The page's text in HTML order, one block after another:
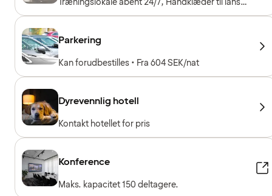
Træningsmaskiner, Konditionsmaskiner, Frie
Parkering
Kan forudbestilles • Fra 604 SEK/nat
Dyrevennlig hotell
Kontakt hotellet for pris
Konference
Maks. kapacitet 150 deltagere.